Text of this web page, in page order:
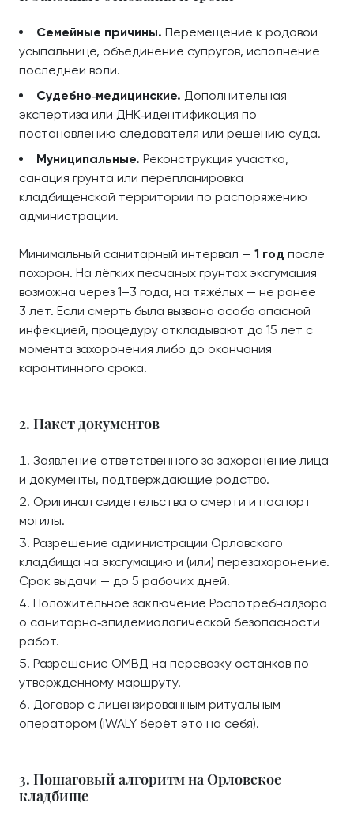
Семейные причины. Перемещение к родовой
усыпальнице, объединение супругов, исполнение
последней воли.
Судебно‑медицинские. Дополнительная
экспертиза или ДНК‑идентификация по
постановлению следователя или решению суда.
Муниципальные. Реконструкция участка,
санация грунта или перепланировка
кладбищенской территории по распоряжению
администрации.
Минимальный санитарный интервал — 1 год после
похорон. На лёгких песчаных грунтах эксгумация
возможна через 1–3 года, на тяжёлых — не ранее
3 лет. Если смерть была вызвана особо опасной
инфекцией, процедуру откладывают до 15 лет с
момента захоронения либо до окончания
карантинного срока.
2. Пакет документов
Заявление ответственного за захоронение лица
и документы, подтверждающие родство.
Оригинал свидетельства о смерти и паспорт
могилы.
Разрешение администрации Орловского
кладбища на эксгумацию и (или) перезахоронение.
Срок выдачи — до 5 рабочих дней.
Положительное заключение Роспотребнадзора
о санитарно‑эпидемиологической безопасности
работ.
Разрешение ОМВД на перевозку останков по
утверждённому маршруту.
Договор с лицензированным ритуальным
оператором (iWALY берёт это на себя).
3. Пошаговый алгоритм на Орловское
кладбище